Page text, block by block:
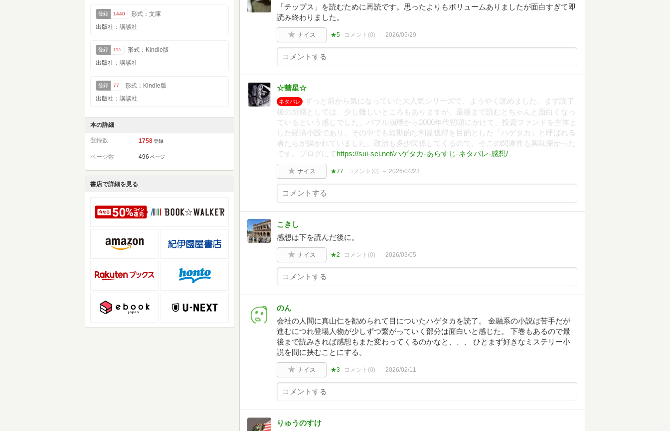
登録 1440
形式：文庫
出版社：講談社
登録 115
形式：Kindle版
出版社：講談社
登録 77
形式：Kindle版
出版社：講談社
本の詳細
登録数 1758 登録
ページ数 496 ページ
書店で詳細を見る
「チップス」を読むために再読です。思ったよりもボリュームありましたが面白すぎて即
読み終わりました。
ナイス ★5 コメント(0) 2026/05/29
☆彗星☆
ネタバレ
ずっと前から気になっていた大人気シリーズで、ようやく読めました。まず読了
後の所感としては、少し難しいところもありますが、最後まで読むとちゃんと面白くなっ
ているという感じでした。バブル崩壊から2000年代初頭にかけて、投資ファンドを主体と
した経済小説であり、その中でも短期的な利益獲得を目的とした「ハゲタカ」と呼ばれる
者たちが描かれていました。政治も多少関係してくるので、そこの関連性も興味深かった
です。ブログにてhttps://sui-sei.net/ハゲタカ-あらすじ-ネタバレ-感想/
ナイス ★77 コメント(0) 2026/04/23
こきし
感想は下を読んだ後に。
ナイス ★2 コメント(0) 2026/03/05
のん
会社の人間に真山仁を勧められて目についたハゲタカを読了。 金融系の小説は苦手だが
進むにつれ登場人物が少しずつ繋がっていく部分は面白いと感じた。 下巻もあるので最
後まで読みきれば感想もまた変わってくるのかなと、、、 ひとまず好きなミステリー小
説を間に挟むことにする。
ナイス ★3 コメント(0) 2026/02/11
りゅうのすけ